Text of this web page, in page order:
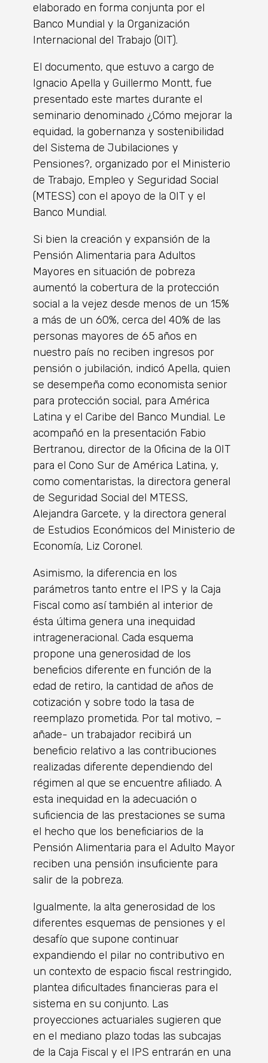
elaborado en forma conjunta por el
Banco Mundial y la Organización
Internacional del Trabajo (OIT).
El documento, que estuvo a cargo de
Ignacio Apella y Guillermo Montt, fue
presentado este martes durante el
seminario denominado ¿Cómo mejorar la
equidad, la gobernanza y sostenibilidad
del Sistema de Jubilaciones y
Pensiones?, organizado por el Ministerio
de Trabajo, Empleo y Seguridad Social
(MTESS) con el apoyo de la OIT y el
Banco Mundial.
Si bien la creación y expansión de la
Pensión Alimentaria para Adultos
Mayores en situación de pobreza
aumentó la cobertura de la protección
social a la vejez desde menos de un 15%
a más de un 60%, cerca del 40% de las
personas mayores de 65 años en
nuestro país no reciben ingresos por
pensión o jubilación, indicó Apella, quien
se desempeña como economista senior
para protección social, para América
Latina y el Caribe del Banco Mundial. Le
acompañó en la presentación Fabio
Bertranou, director de la Oficina de la OIT
para el Cono Sur de América Latina, y,
como comentaristas, la directora general
de Seguridad Social del MTESS,
Alejandra Garcete, y la directora general
de Estudios Económicos del Ministerio de
Economía, Liz Coronel.
Asimismo, la diferencia en los
parámetros tanto entre el IPS y la Caja
Fiscal como así también al interior de
ésta última genera una inequidad
intrageneracional. Cada esquema
propone una generosidad de los
beneficios diferente en función de la
edad de retiro, la cantidad de años de
cotización y sobre todo la tasa de
reemplazo prometida. Por tal motivo, –
añade- un trabajador recibirá un
beneficio relativo a las contribuciones
realizadas diferente dependiendo del
régimen al que se encuentre afiliado. A
esta inequidad en la adecuación o
suficiencia de las prestaciones se suma
el hecho que los beneficiarios de la
Pensión Alimentaria para el Adulto Mayor
reciben una pensión insuficiente para
salir de la pobreza.
Igualmente, la alta generosidad de los
diferentes esquemas de pensiones y el
desafío que supone continuar
expandiendo el pilar no contributivo en
un contexto de espacio fiscal restringido,
plantea dificultades financieras para el
sistema en su conjunto. Las
proyecciones actuariales sugieren que
en el mediano plazo todas las subcajas
de la Caja Fiscal y el IPS entrarán en una